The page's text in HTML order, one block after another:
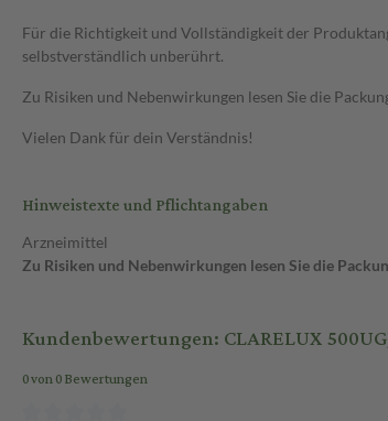
Für die Richtigkeit und Vollständigkeit der
selbstverständlich unberührt.
Zu Risiken und Nebenwirkungen lesen Sie die
Vielen Dank für dein Verständnis!
Hinweistexte und Pflichtangaben
Arzneimittel
Zu Risiken und Nebenwirkungen lesen Sie die
Kundenbewertungen: CLARELUX
0 von 0 Bewertungen